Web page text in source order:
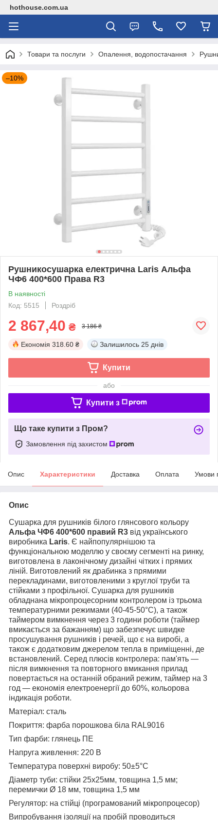
hothouse.com.ua
Товари та послуги Опалення, водопостачання
–10%
Рушникосушарка електрична Laris Альфа
ЧФ6 400*600 Права R3
В наявності
Код: 5515
Роздріб
2 867,40 ₴ 3 186 ₴
Економія 318.60 ₴ Залишилось 25 днів
Купити
або
Купити з
Що таке купити з Пром?
Замовлення під захистом
Опис Характеристики Доставка Оплата Умови
Опис
Сушарка для рушників білого глянсового кольору
Альфа ЧФ6 400*600 правий R3 від українського
виробника Laris. Є найпопулярнішою та
функціональною моделлю у своєму сегменті на ринку,
виготовлена в лаконічному дизайні чітких і прямих
ліній. Виготовлений як драбинка з прямими
перекладинами, виготовленими з круглої труби та
стійками з профільної. Сушарка для рушників
обладнана мікропроцесорним контролером із трьома
температурними режимами (40-45-50°C), а також
таймером вимкнення через 3 години роботи (таймер
вмикається за бажанням) що забезпечує швидке
просушування рушників і речей, що є на виробі, а
також є додатковим джерелом тепла в приміщенні, де
встановлений. Серед плюсів контролера: пам'ять —
після вимкнення та повторного вмикання прилад
повертається на останній обраний режим, таймер на 3
год — економія електроенергії до 60%, кольорова
індикація роботи.
Матеріал: сталь
Покриття: фарба порошкова біла RAL9016
Тип фарби: глянець ПЕ
Напруга живлення: 220 В
Температура поверхні виробу: 50±5°C
Діаметр туби: стійки 25х25мм, товщина 1,5 мм;
перемички Ø 18 мм, товщина 1,5 мм
Регулятор: на стійці (програмований мікропроцесор)
Випробування ізоляції на пробій проводиться